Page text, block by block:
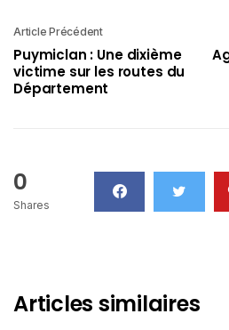
Article Précédent
Puymiclan : Une dixième
victime sur les routes du
Département
0
Shares
Articles similaires